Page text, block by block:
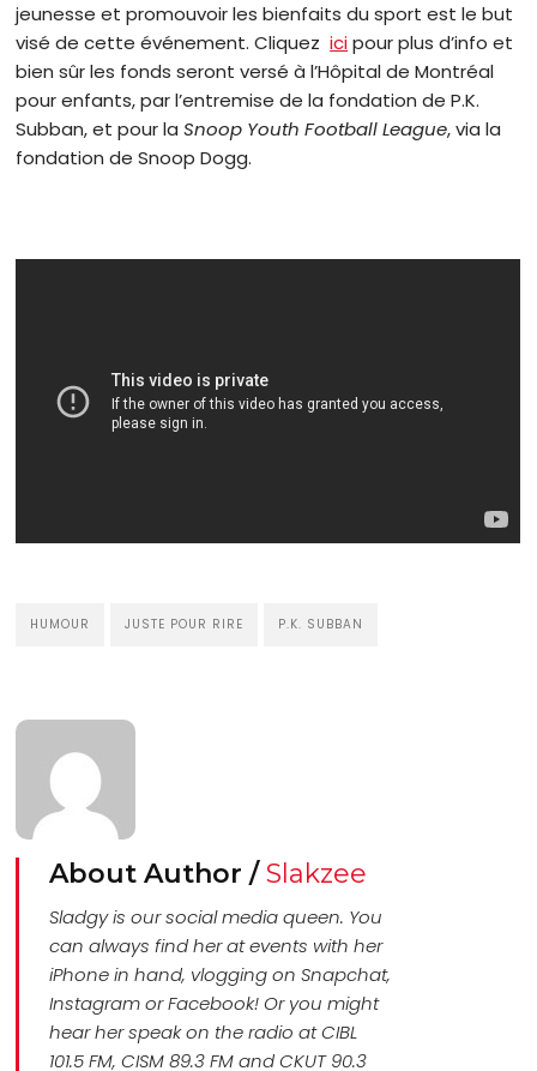
jeunesse et promouvoir les bienfaits du sport est le but
visé de cette événement. Cliquezicipour plus d’info et
bien sûr les fonds seront versé à l’Hôpital de Montréal
pour enfants, par l’entremise de la fondation de P.K.
Subban, et pour laSnoop Youth Football League, via la
fondation de Snoop Dogg.
HUMOUR JUSTE POUR RIRE P.K. SUBBAN
About Author /Slakzee
Sladgy is our social media queen. You
can always find her at events with her
iPhone in hand, vlogging on Snapchat,
Instagram or Facebook! Or you might
hear her speak on the radio at CIBL
101.5 FM, CISM 89.3 FM and CKUT 90.3